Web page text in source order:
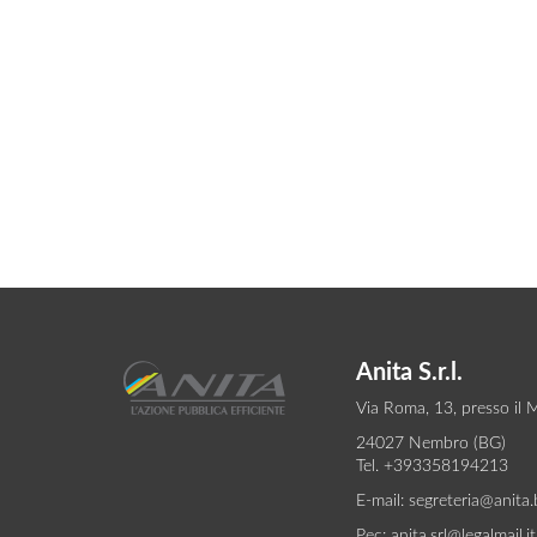
Anita S.r.l.
Via Roma, 13, presso il
24027 Nembro (BG)
Tel. +393358194213
E-mail: